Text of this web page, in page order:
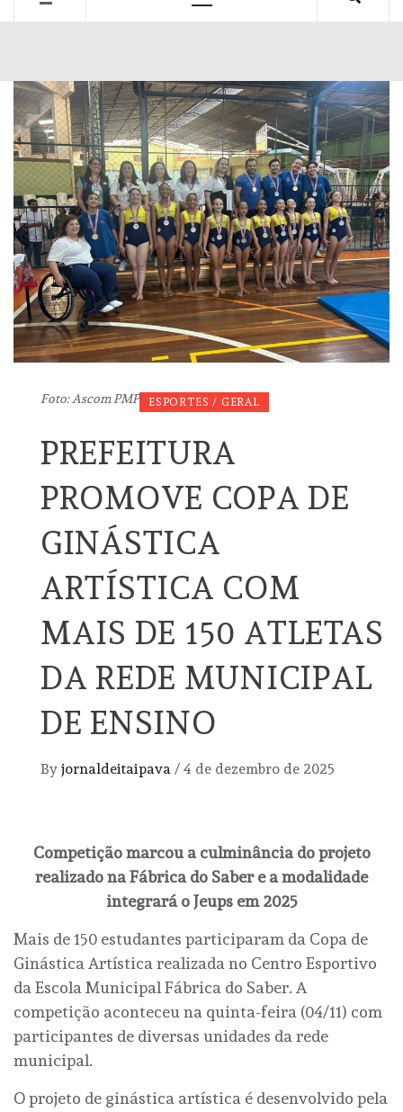
Foto: Ascom PMP ESPORTES / GERAL
PREFEITURA
PROMOVE COPA DE
GINÁSTICA
ARTÍSTICA COM
MAIS DE 150 ATLETAS
DA REDE MUNICIPAL
DE ENSINO
By jornaldeitaipava / 4 de dezembro de 2025
Competição marcou a culminância do projeto
realizado na Fábrica do Saber e a modalidade
integrará o Jeups em 2025
Mais de 150 estudantes participaram da Copa de
Ginástica Artística realizada no Centro Esportivo
da Escola Municipal Fábrica do Saber. A
competição aconteceu na quinta-feira (04/11) com
participantes de diversas unidades da rede
municipal.
O projeto de ginástica artística é desenvolvido pela